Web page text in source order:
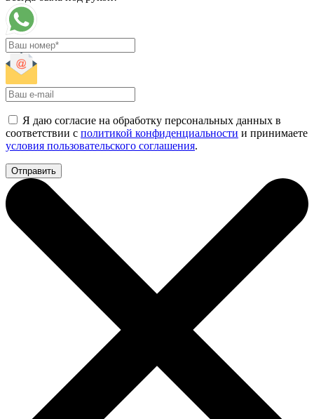
Я даю согласие на обработку персональных данных в
соответствии с политикой конфиденциальности и принимаете
условия пользовательского соглашения.